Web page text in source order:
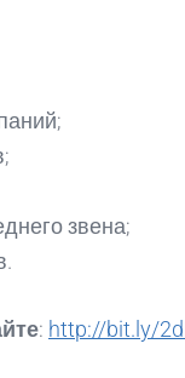
звена;
: http://bit.ly/